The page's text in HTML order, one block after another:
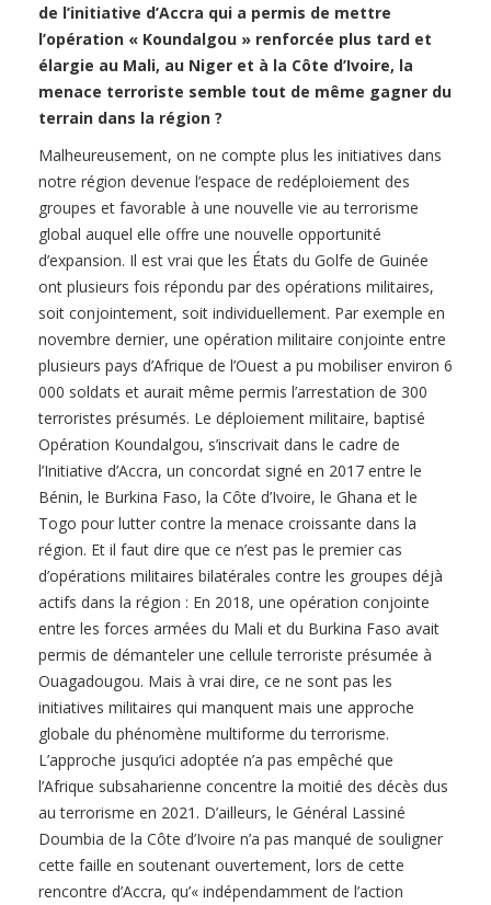
de l’initiative d’Accra qui a permis de mettre
l’opération « Koundalgou » renforcée plus tard et
élargie au Mali, au Niger et à la Côte d’Ivoire, la
menace terroriste semble tout de même gagner du
terrain dans la région ?
Malheureusement, on ne compte plus les initiatives dans
notre région devenue l’espace de redéploiement des
groupes et favorable à une nouvelle vie au terrorisme
global auquel elle offre une nouvelle opportunité
d’expansion. Il est vrai que les États du Golfe de Guinée
ont plusieurs fois répondu par des opérations militaires,
soit conjointement, soit individuellement. Par exemple en
novembre dernier, une opération militaire conjointe entre
plusieurs pays d’Afrique de l’Ouest a pu mobiliser environ 6
000 soldats et aurait même permis l’arrestation de 300
terroristes présumés. Le déploiement militaire, baptisé
Opération Koundalgou, s’inscrivait dans le cadre de
l’Initiative d’Accra, un concordat signé en 2017 entre le
Bénin, le Burkina Faso, la Côte d’Ivoire, le Ghana et le
Togo pour lutter contre la menace croissante dans la
région. Et il faut dire que ce n’est pas le premier cas
d’opérations militaires bilatérales contre les groupes déjà
actifs dans la région : En 2018, une opération conjointe
entre les forces armées du Mali et du Burkina Faso avait
permis de démanteler une cellule terroriste présumée à
Ouagadougou. Mais à vrai dire, ce ne sont pas les
initiatives militaires qui manquent mais une approche
globale du phénomène multiforme du terrorisme.
L’approche jusqu’ici adoptée n’a pas empêché que
l’Afrique subsaharienne concentre la moitié des décès dus
au terrorisme en 2021. D’ailleurs, le Général Lassiné
Doumbia de la Côte d’Ivoire n’a pas manqué de souligner
cette faille en soutenant ouvertement, lors de cette
rencontre d’Accra, qu’« indépendamment de l’action